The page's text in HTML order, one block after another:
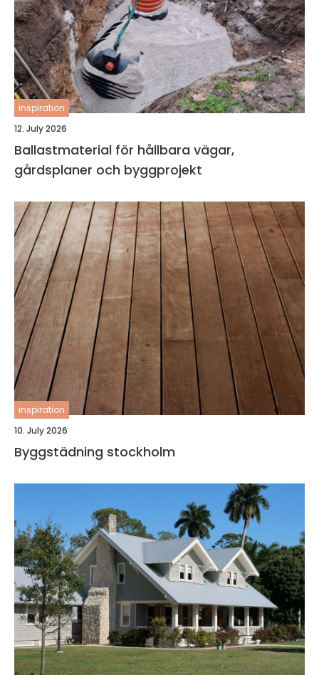
inspiration
12. July 2026
Ballastmaterial för hållbara vägar,
gårdsplaner och byggprojekt
inspiration
10. July 2026
Byggstädning stockholm